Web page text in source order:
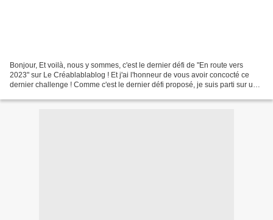
Bonjour, Et voilà, nous y sommes, c'est le dernier défi de "En route vers
2023" sur Le Créablablablog ! Et j'ai l'honneur de vous avoir concocté ce
dernier challenge ! Comme c'est le dernier défi proposé, je suis parti sur un